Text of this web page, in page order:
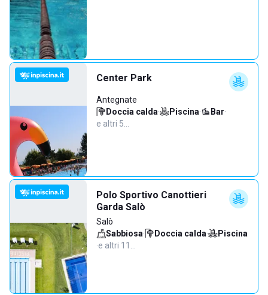
Center Park
Antegnate
Doccia calda· Piscina· Bar·
e altri 5…
Polo Sportivo Canottieri
Garda Salò
Salò
Sabbiosa· Doccia calda·
Piscina
·e altri 11…